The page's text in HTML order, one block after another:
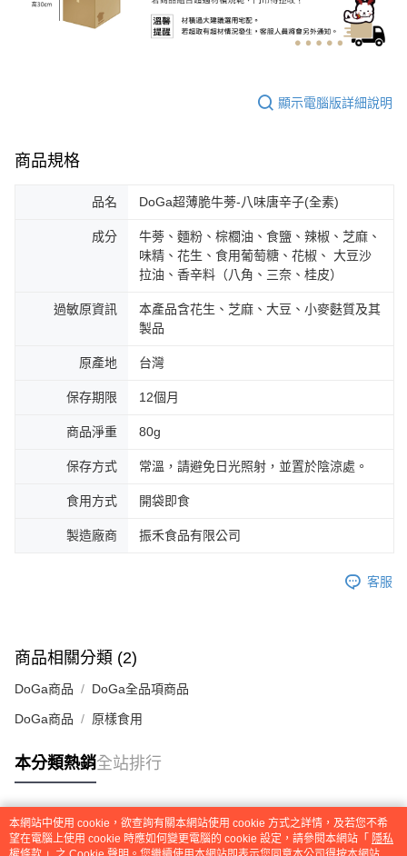
顯示電腦版詳細說明
商品規格
品名 DoGa超薄脆牛蒡-八味唐辛子(全素)
成分
牛蒡、麵粉、棕櫚油、食鹽、辣椒、芝麻、
味精、花生、食用葡萄糖、花椒、 大豆沙
拉油、香辛料（八角、三奈、桂皮）
過敏原資訊
本產品含花生、芝麻、大豆、小麥麩質及其
製品
原產地 台灣
保存期限 12個月
商品淨重 80g
保存方式 常溫，請避免日光照射，並置於陰涼處。
食用方式 開袋即食
製造廠商 振禾食品有限公司
客服
商品相關分類 (2)
DoGa商品 DoGa全品項商品
DoGa商品 原樣食用
本分類熱銷全站排行
熱門標籤
本網站中使用 cookie，欲查詢有關本網站使用 cookie 方式之詳情，及若您不希
望在電腦上使用 cookie 時應如何變更電腦的 cookie 設定，請參閱本網站「 隱私